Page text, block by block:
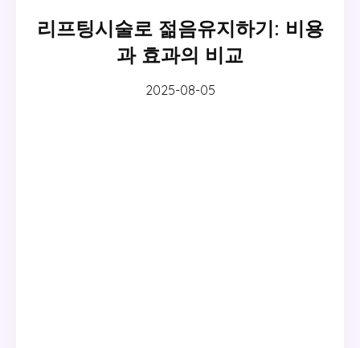
리프팅시술로 젊음유지하기: 비용
과 효과의 비교
2025-08-05